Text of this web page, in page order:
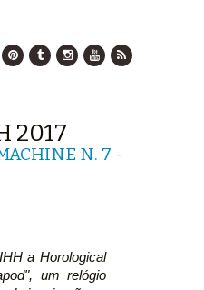
2017
N. 7 -
a Horological
um relógio